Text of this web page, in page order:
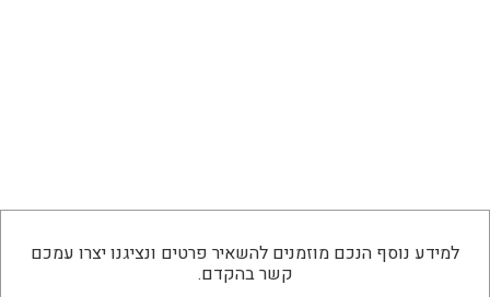
למידע נוסף הנכם מוזמנים להשאיר פרטים ונציגנו יצרו עמכם
קשר בהקדם.